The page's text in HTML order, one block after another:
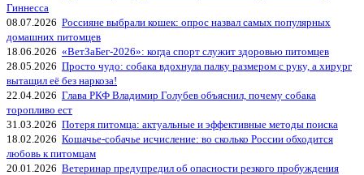
Гиннесса
08.07.2026 Россияне выбрали кошек: опрос назвал самых популярных
домашних питомцев
18.06.2026 «ВетЗаБег‑2026»: когда спорт служит здоровью питомцев
28.05.2026 Просто чудо: собака вдохнула палку размером с руку, а хирург
вытащил её без наркоза!
22.04.2026 Глава РКФ Владимир Голубев объяснил, почему собака
торопливо ест
31.03.2026 Потеря питомца: актуальные и эффективные методы поиска
18.02.2026 Кошачье-собачье исчисление: во сколько России обходится
любовь к питомцам
20.01.2026 Ветеринар предупредил об опасности резкого пробуждения